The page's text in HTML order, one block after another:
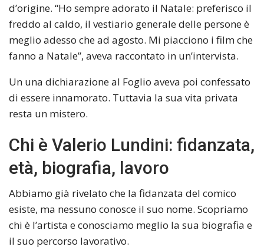
d’origine. “Ho sempre adorato il Natale: preferisco il
freddo al caldo, il vestiario generale delle persone è
meglio adesso che ad agosto. Mi piacciono i film che
fanno a Natale”, aveva raccontato in un’intervista.
Un una dichiarazione al Foglio aveva poi confessato
di essere innamorato. Tuttavia la sua vita privata
resta un mistero.
Chi è Valerio Lundini: fidanzata,
età, biografia, lavoro
Abbiamo già rivelato che la fidanzata del comico
esiste, ma nessuno conosce il suo nome. Scopriamo
chi è l’artista e conosciamo meglio la sua biografia e
il suo percorso lavorativo.